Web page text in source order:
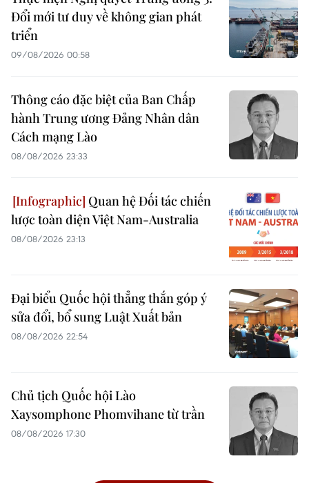
Đổi mới tư duy về không gian phát
triển
09/08/2026 00:58
Thông cáo đặc biệt của Ban Chấp
hành Trung ương Đảng Nhân dân
Cách mạng Lào
08/08/2026 23:33
Quan hệ Đối tác chiến
lược toàn diện Việt Nam-Australia
08/08/2026 23:13
Đại biểu Quốc hội thẳng thắn góp ý
sửa đổi, bổ sung Luật Xuất bản
08/08/2026 22:54
Chủ tịch Quốc hội Lào
Xaysomphone Phomvihane từ trần
08/08/2026 17:30